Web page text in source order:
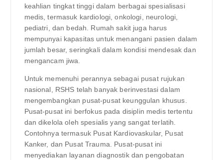
keahlian tingkat tinggi dalam berbagai spesialisasi
medis, termasuk kardiologi, onkologi, neurologi,
pediatri, dan bedah. Rumah sakit juga harus
mempunyai kapasitas untuk menangani pasien dalam
jumlah besar, seringkali dalam kondisi mendesak dan
mengancam jiwa.
Untuk memenuhi perannya sebagai pusat rujukan
nasional, RSHS telah banyak berinvestasi dalam
mengembangkan pusat-pusat keunggulan khusus.
Pusat-pusat ini berfokus pada disiplin medis tertentu
dan dikelola oleh spesialis yang sangat terlatih.
Contohnya termasuk Pusat Kardiovaskular, Pusat
Kanker, dan Pusat Trauma. Pusat-pusat ini
menyediakan layanan diagnostik dan pengobatan